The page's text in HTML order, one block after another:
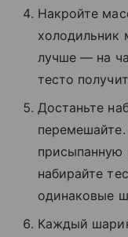
Накройте
лучше — на
тесто
Достаньте
набирайте
одинаковые
Каждый